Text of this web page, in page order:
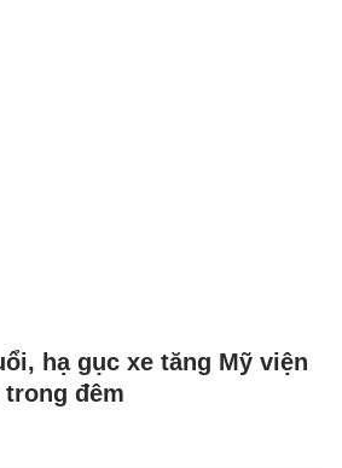
hạ gục xe tăng Mỹ viện
đêm